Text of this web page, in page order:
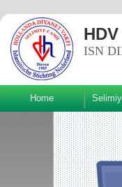
ISN
Home